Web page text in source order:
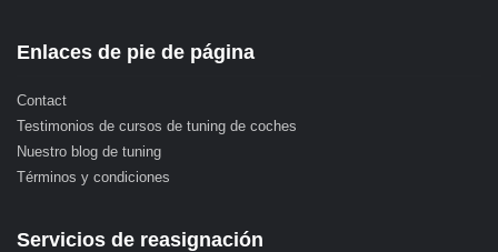
Enlaces de pie de página
Contact
Testimonios de cursos de tuning de coches
Nuestro blog de tuning
Términos y condiciones
Servicios de reasignación